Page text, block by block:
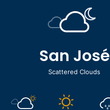
San José
Scattered Clouds